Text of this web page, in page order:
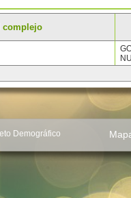
complejo
Demográfico